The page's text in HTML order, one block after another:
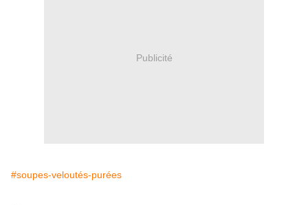
Publicité
#soupes-veloutés-purées